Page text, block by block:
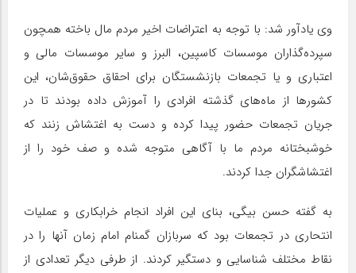
وی یادآور شد: با توجه به اعتراضات اخیر مردم مال باخته همچون
سپرده‌گذاران موسسات کاسپین، البرز و سایر موسسات مالی و
اعتباری و یا تجمعات بازنشستگان برای احقاق حقوق‌شان، این
کشورها از ماه‌های گذشته افرادی را آموزش داده بودند تا در
جریان تجمعات حضور پیدا کرده و دست به اغتشاش زنند که
خوشبختانه مردم ما با آگاهی متوجه شده و صف خود را از
اغتشاشگران جدا کردند.
به گفته حسن بیگی، بنای این افراد انجام خرابکاری و عملیات
انتحاری در تجمعات بود که سربازان گمنام امام زمان آنها را در
نقاط مختلف شناسایی و دستگیر کردند. از طرفی دیگر تعدادی از